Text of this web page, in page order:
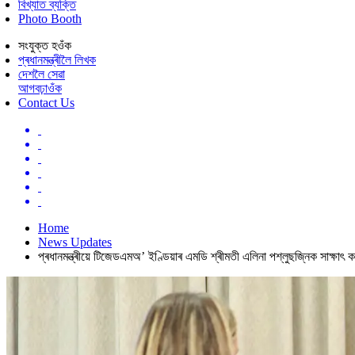
বিখ্যাত ব্যক্তি
Photo Booth
সংযুক্ত হওঁক
প্ৰধানমন্ত্ৰীলৈ লিখক
দেশলৈ সেৱা
আগবঢ়াওঁক
Contact Us
Home
News Updates
প্ৰধানমন্ত্ৰীয়ে টিজেডএমঅ’ ইণ্ডিয়াৰ এমডি শ্ৰীমতী এলিনা পশ্লুছজ্নিক সাক্ষাৎ